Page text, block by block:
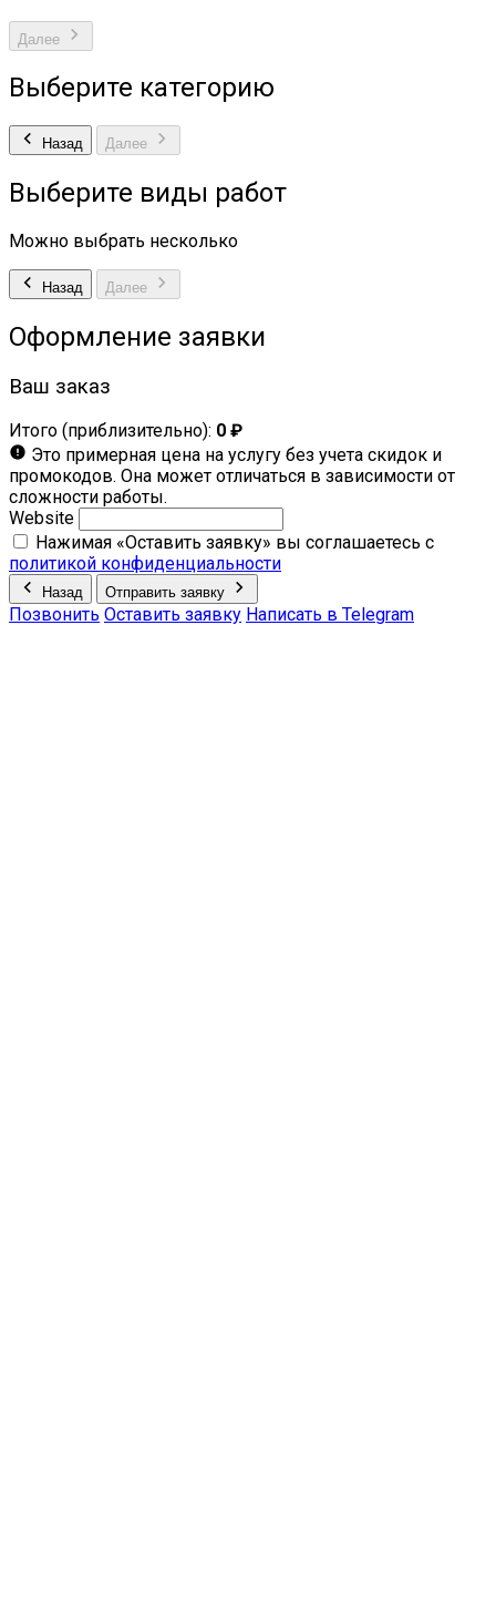
Далее
Выберите категорию
Назад Далее
Выберите виды работ
Можно выбрать несколько
Назад Далее
Оформление заявки
Ваш заказ
Итого (приблизительно): 0 ₽
Это примерная цена на услугу без учета скидок и
промокодов. Она может отличаться в зависимости от
сложности работы.
Website
Нажимая «Оставить заявку» вы соглашаетесь с
политикой конфиденциальности
Назад Отправить заявку
Позвонить Оставить заявку Написать в Telegram